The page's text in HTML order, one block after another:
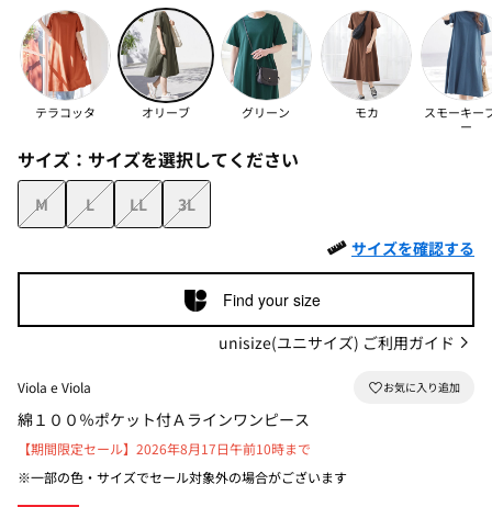
テラコッタ オリーブ グリーン モカ
スモーキー
ー
サイズ： サイズを選択してください
M L LL
3L
サイズを確認する
Find your size
unisize(ユニサイズ) ご利用ガイド
Viola e Viola
綿１００％ポケット付Ａラインワンピース
【期間限定セール】2026年8月17日午前10時まで
※一部の色・サイズでセール対象外の場合がございます